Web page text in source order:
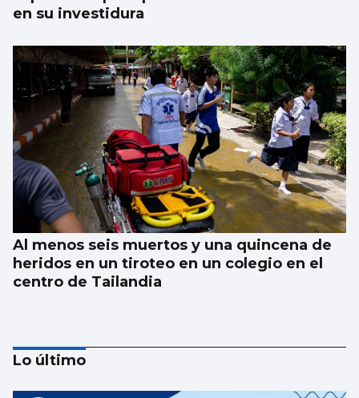
en su investidura
Al menos seis muertos y una quincena de
heridos en un tiroteo en un colegio en el
centro de Tailandia
Lo último